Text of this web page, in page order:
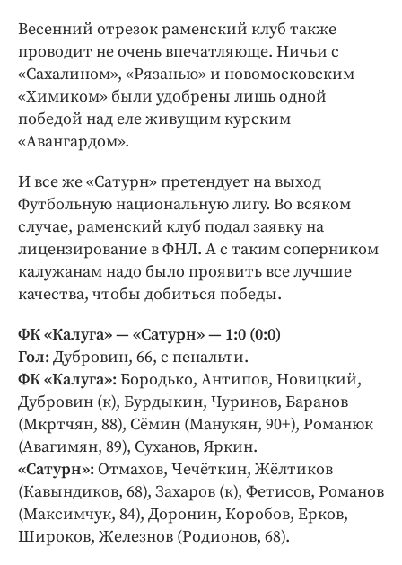
Весенний отрезок раменский клуб также
проводит не очень впечатляюще. Ничьи с
«Сахалином», «Рязанью» и новомосковским
«Химиком» были удобрены лишь одной
победой над еле живущим курским
«Авангардом».
И все же «Сатурн» претендует на выход
Футбольную национальную лигу. Во всяком
случае, раменский клуб подал заявку на
лицензирование в ФНЛ. А с таким соперником
калужанам надо было проявить все лучшие
качества, чтобы добиться победы.
ФК «Калуга» — «Сатурн» — 1:0 (0:0)
Гол: Дубровин, 66, с пенальти.
ФК «Калуга»: Бородько, Антипов, Новицкий,
Дубровин (к), Бурдыкин, Чуринов, Баранов
(Мкртчян, 88), Сёмин (Манукян, 90+), Романюк
(Авагимян, 89), Суханов, Яркин.
«Сатурн»: Отмахов, Чечёткин, Жёлтиков
(Кавындиков, 68), Захаров (к), Фетисов, Романов
(Максимчук, 84), Доронин, Коробов, Ерков,
Широков, Железнов (Родионов, 68).